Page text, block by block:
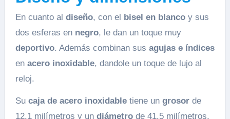
En cuanto al diseño, con el bisel en blancoy sus
dos esferas en negro, le dan un toque muy
deportivo. Además combinan sus agujas e índices
en acero inoxidable, dandole un toque de lujo al
reloj.
Su caja de acero inoxidabletiene un grosorde
12.1 milímetros y un diámetrode 41.5 milímetros,